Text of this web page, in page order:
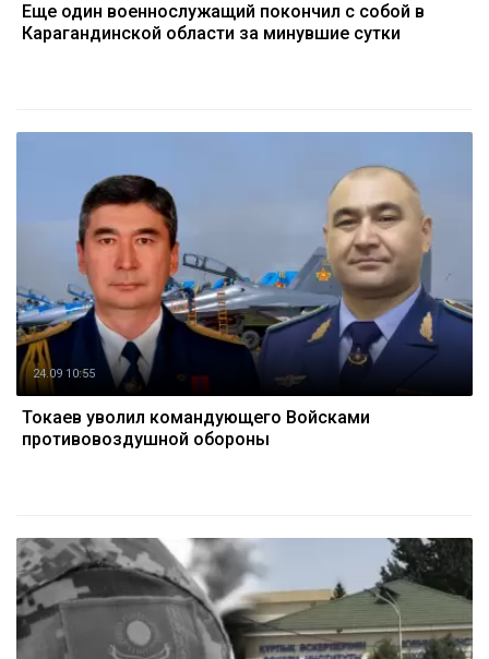
Еще один военнослужащий покончил с собой в
Карагандинской области за минувшие сутки
24.09 10:55
Токаев уволил командующего Войсками
противовоздушной обороны